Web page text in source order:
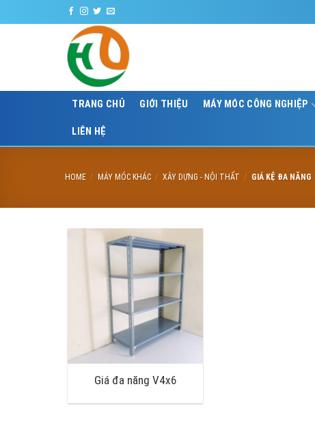
to
TRANG CHỦ GIỚI THIỆU MÁY MÓC CÔNG NGHIỆP
LIÊN HỆ
HOME / MÁY MÓC KHÁC / XÂY DỰNG - NỘI THẤT / GIÁ KỆ ĐA NĂNG
Giá đa năng V4x6